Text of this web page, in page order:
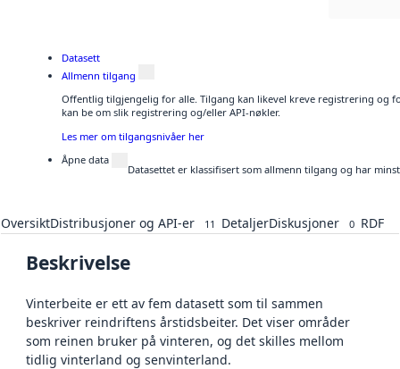
Datasett
Allmenn tilgang
Offentlig tilgjengelig for alle. Tilgang kan likevel kreve registrering og
kan be om slik registrering og/eller API-nøkler.
Les mer om tilgangsnivåer her
Åpne data
Datasettet er klassifisert som allmenn tilgang og har
OversiktDistribusjoner og API-er 11 DetaljerDiskusjoner 0 RDF
Beskrivelse
Vinterbeite er ett av fem datasett som til sammen
beskriver reindriftens årstidsbeiter. Det viser områder
som reinen bruker på vinteren, og det skilles mellom
tidlig vinterland og senvinterland.